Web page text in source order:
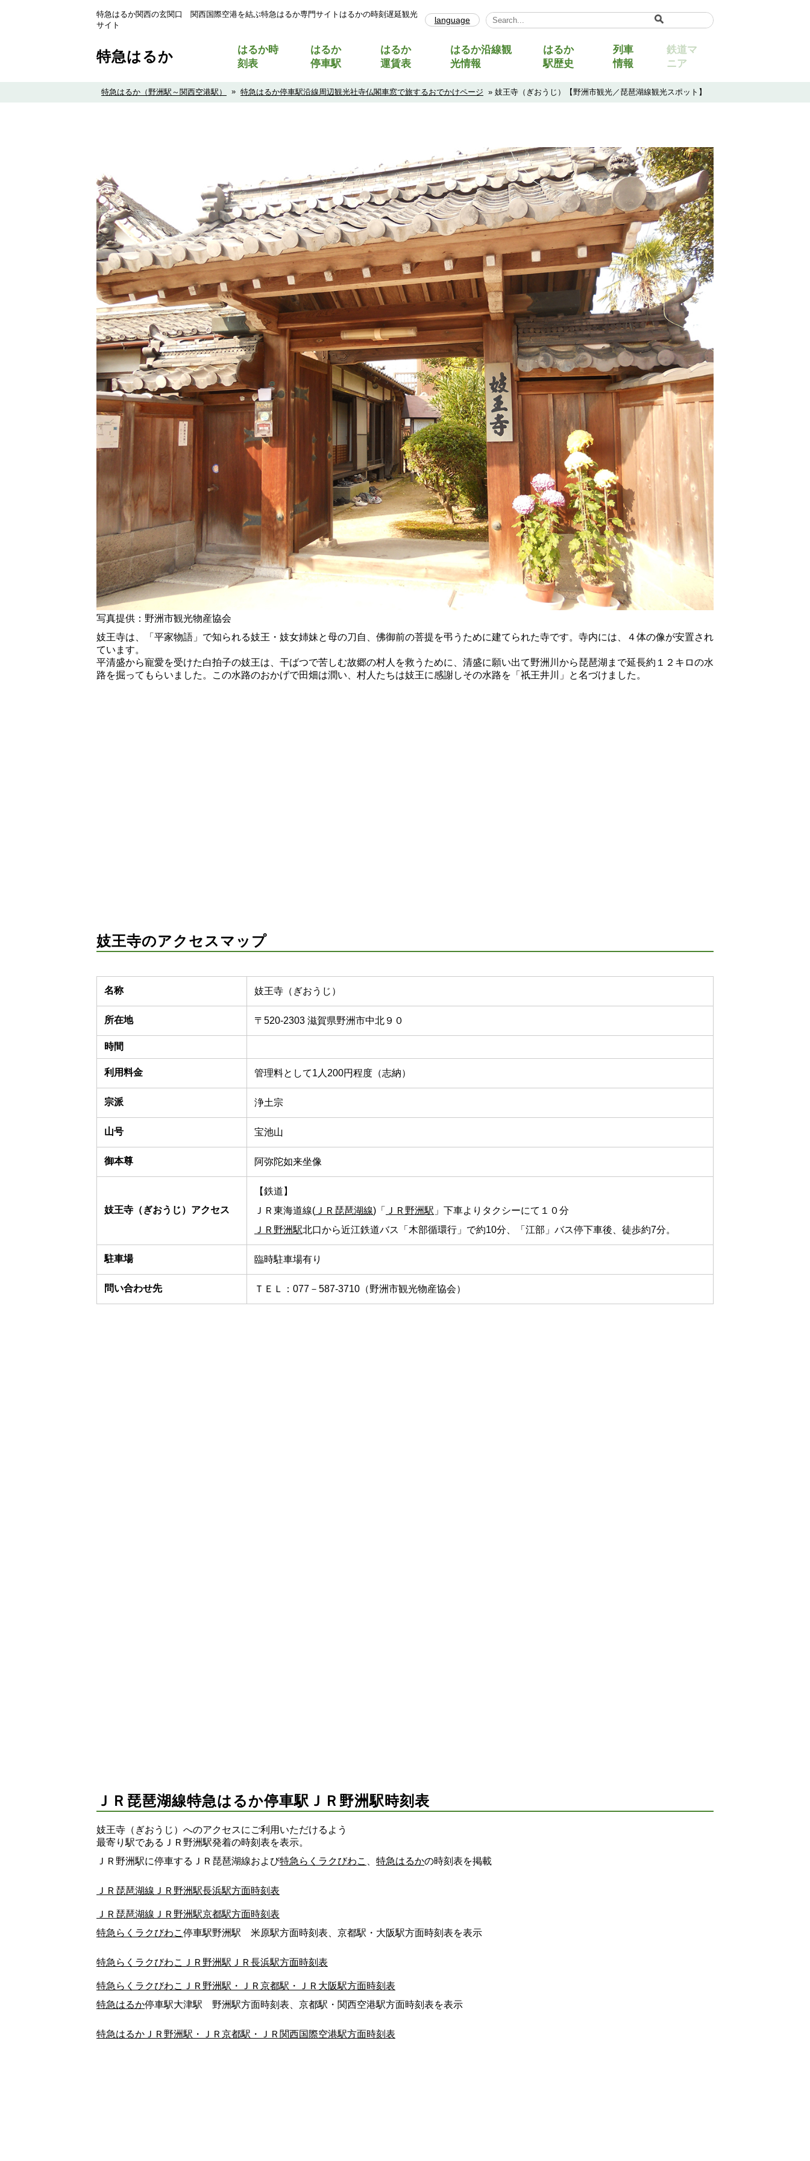
特急はるか関西の玄関口 関西国際空港を結ぶ特急はるか専門サイトはるかの時刻遅延観光
サイト
language
Select Language ▼
特急はるか
はるか時
刻表
はるか
停車駅
はるか
運賃表
はるか沿線観
光情報
はるか
駅歴史
列車
情報
鉄道マ
ニア
特急はるか（野洲駅～関西空港駅） » 特急はるか停車駅沿線周辺観光社寺仏閣車窓で旅するおでかけページ » 妓王寺（ぎおうじ）【野洲市観光／琵琶湖線観光スポット】
写真提供：野洲市観光物産協会
妓王寺は、「平家物語」で知られる妓王・妓女姉妹と母の刀自、佛御前の菩提を弔うために建てられた寺です。寺内には、４体の像が安置され
ています。
平清盛から寵愛を受けた白拍子の妓王は、干ばつで苦しむ故郷の村人を救うために、清盛に願い出て野洲川から琵琶湖まで延長約１２キロの水
路を掘ってもらいました。この水路のおかげで田畑は潤い、村人たちは妓王に感謝しその水路を「祇王井川」と名づけました。
妓王寺のアクセスマップ
名称 妓王寺（ぎおうじ）
所在地 〒520-2303 滋賀県野洲市中北９０
時間
利用料金 管理料として1人200円程度（志納）
宗派 浄土宗
山号 宝池山
御本尊 阿弥陀如来坐像
妓王寺（ぎおうじ）アクセス
【鉄道】
ＪＲ東海道線( ＪＲ琵琶湖線)「 ＪＲ野洲駅 」下車よりタクシーにて１０分
ＪＲ野洲駅北口から近江鉄道バス「木部循環行」で約10分、「江部」バス停下車後、徒歩約7分。
駐車場 臨時駐車場有り
問い合わせ先 ＴＥＬ：077－587-3710（野洲市観光物産協会）
ＪＲ琵琶湖線特急はるか停車駅ＪＲ野洲駅時刻表
妓王寺（ぎおうじ）へのアクセスにご利用いただけるよう
最寄り駅であるＪＲ野洲駅発着の時刻表を表示。
ＪＲ野洲駅に停車するＪＲ琵琶湖線および特急らくラクびわこ 特急はるかの時刻表を掲載
ＪＲ琵琶湖線ＪＲ野洲駅長浜駅方面時刻表
ＪＲ琵琶湖線ＪＲ野洲駅京都駅方面時刻表
特急らくラクびわこ 停車駅野洲駅 米原駅方面時刻表、京都駅・大阪駅方面時刻表を表示
特急らくラクびわこＪＲ野洲駅ＪＲ長浜駅方面時刻表
特急らくラクびわこＪＲ野洲駅・ＪＲ京都駅・ＪＲ大阪駅方面時刻表
特急はるか停車駅大津駅 野洲駅方面時刻表、京都駅・関西空港駅方面時刻表を表示
特急はるかＪＲ野洲駅・ＪＲ京都駅・ＪＲ関西国際空港駅方面時刻表